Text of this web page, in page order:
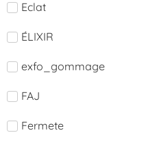
Eclat
ÉLIXIR
exfo_gommage
FAJ
Fermete